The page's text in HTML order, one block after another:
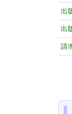
出
出
請